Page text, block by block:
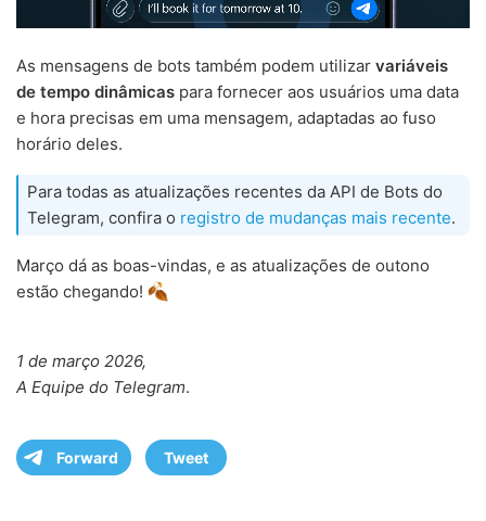
As mensagens de bots também podem utilizar variáveis
de tempo dinâmicas para fornecer aos usuários uma data
e hora precisas em uma mensagem, adaptadas ao fuso
horário deles.
Para todas as atualizações recentes da API de Bots do
Telegram, confira o registro de mudanças mais recente.
Março dá as boas-vindas, e as atualizações de outono
estão chegando!
1 de março 2026,
A Equipe do Telegram.
Forward Tweet